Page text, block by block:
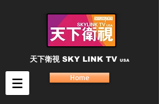
天下衛視 SKY LINK TV USA
Home